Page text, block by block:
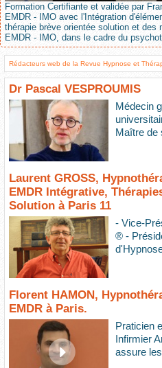
Formation Certifiante et validée par
EMDR - IMO avec l'Intégration
thérapie brève orientée solution et des
EMDR - IMO, dans le cadre du
Rédacteurs web de la Revue Hypnose et
Dr Pascal VESPROUMIS
Médecin
Maître de
Laurent GROSS,
EMDR Intégrative,
Solution à Paris 11
- Vice-
® -
Florent HAMON,
EMDR à Paris.
Praticien
Infirmier
assure